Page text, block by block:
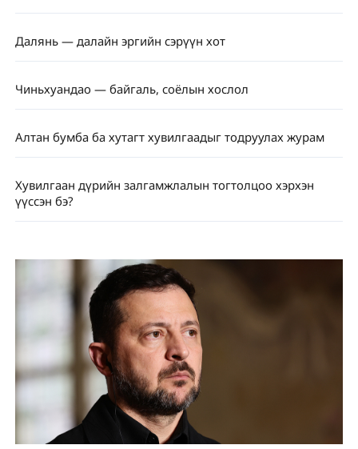
Далянь — далайн эргийн сэрүүн хот
Чиньхуандао — байгаль, соёлын хослол
Алтан бумба ба хутагт хувилгаадыг тодруулах журам
Хувилгаан дүрийн залгамжлалын тогтолцоо хэрхэн
үүссэн бэ?